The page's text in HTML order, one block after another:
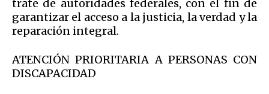
trate de autoridades federales, con el fin de
garantizar el acceso a la justicia, la verdad y la
reparación integral.
ATENCIÓN PRIORITARIA A PERSONAS CON
DISCAPACIDAD